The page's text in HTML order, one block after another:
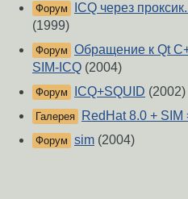
Форум
ICQ через
(1999)
Форум Обращение к Qt
SIM-ICQ (2004)
Форум ICQ+SQUID (2002)
Галерея RedHat 8.0 + SIM
Форум sim (2004)